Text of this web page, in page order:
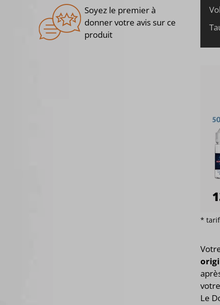
*
Le
Soyez le premier à
donner votre avis sur ce
produit